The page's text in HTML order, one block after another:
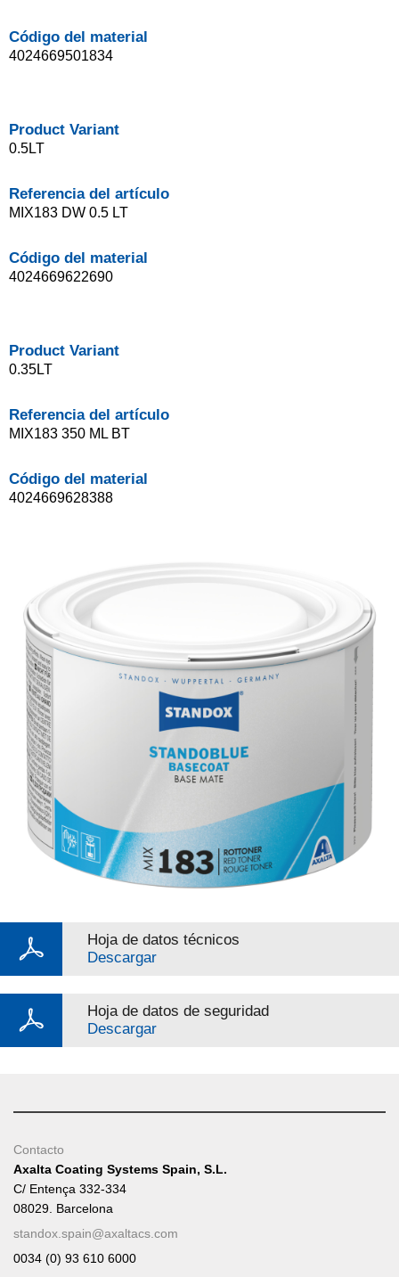
Código del material
4024669501834
Product Variant
0.5LT
Referencia del artículo
MIX183 DW 0.5 LT
Código del material
4024669622690
Product Variant
0.35LT
Referencia del artículo
MIX183 350 ML BT
Código del material
4024669628388
Hoja de datos técnicos
Descargar
Hoja de datos de seguridad
Descargar
Contacto
Axalta Coating Systems Spain, S.L.
C/ Entença 332-334
08029. Barcelona
standox.spain@axaltacs.com
0034 (0) 93 610 6000